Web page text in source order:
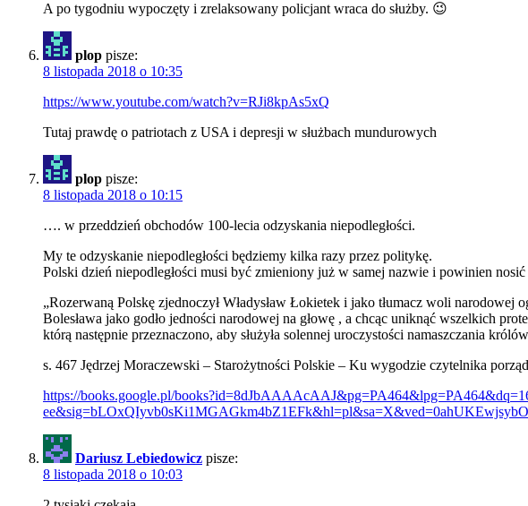
A po tygodniu wypoczęty i zrelaksowany policjant wraca do służby. 😉
plop pisze:
8 listopada 2018 o 10:35
https://www.youtube.com/watch?v=RJi8kpAs5xQ
Tutaj prawdę o patriotach z USA i depresji w służbach mundurowych
plop pisze:
8 listopada 2018 o 10:15
…. w przeddzień obchodów 100-lecia odzyskania niepodległości.
My te odzyskanie niepodległości będziemy kilka razy przez politykę.
Polski dzień niepodległości musi być zmieniony już w samej nazwie i powinien
„Rozerwaną Polskę zjednoczył Władysław Łokietek i jako tłumacz woli
Bolesława jako godło jedności narodowej na głowę , a chcąc uniknąć wszelkich
którą następnie przeznaczono, aby służyła solennej uroczystości namaszczania
s. 467 Jędrzej Moraczewski – Starożytności Polskie – Ku wygodzie czytelnika
https://books.google.pl/
Dariusz Lebiedowicz pisze:
8 listopada 2018 o 10:03